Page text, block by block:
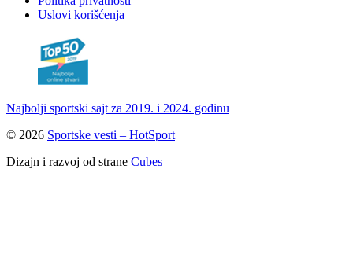
Uslovi korišćenja
Najbolji sportski sajt za 2019. i 2024. godinu
© 2026 Sportske vesti – HotSport
Dizajn i razvoj od strane Cubes